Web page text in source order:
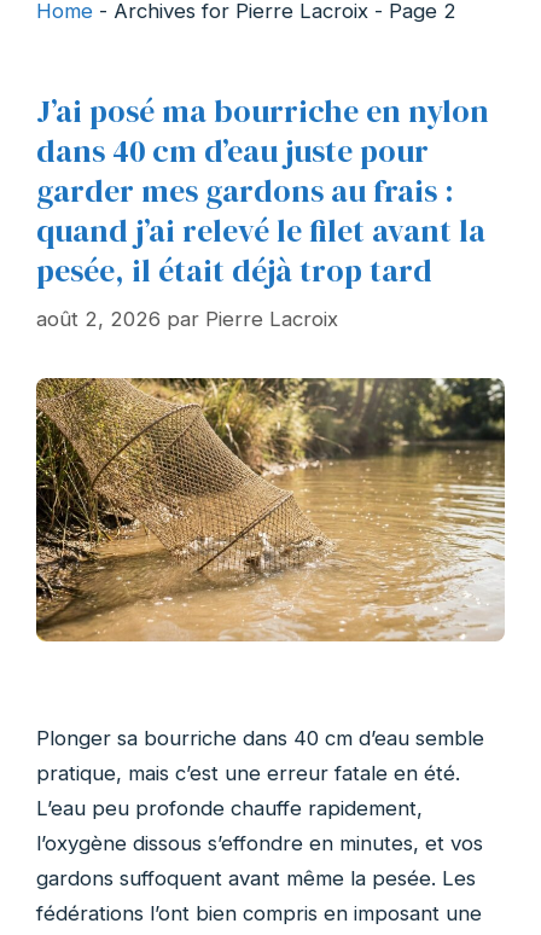
Home - Archives for Pierre Lacroix - Page 2
J’ai posé ma bourriche en nylon
dans 40 cm d’eau juste pour
garder mes gardons au frais :
quand j’ai relevé le filet avant la
pesée, il était déjà trop tard
août 2, 2026 par Pierre Lacroix
Plonger sa bourriche dans 40 cm d’eau semble
pratique, mais c’est une erreur fatale en été.
L’eau peu profonde chauffe rapidement,
l’oxygène dissous s’effondre en minutes, et vos
gardons suffoquent avant même la pesée. Les
fédérations l’ont bien compris en imposant une